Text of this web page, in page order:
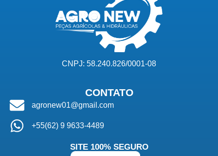
CNPJ: 58.240.826/0001-08
CONTATO
agronew01@gmail.com
+55(62) 9 9633-4489
SITE 100% SEGURO